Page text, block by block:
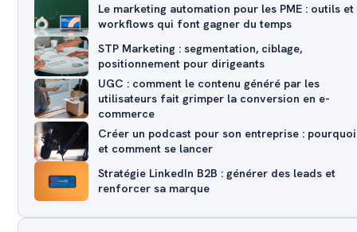
Le marketing automation pour les PME : outils et
workflows qui font gagner du temps
STP Marketing : segmentation, ciblage,
positionnement pour dirigeants
UGC : comment le contenu généré par les
utilisateurs fait grimper la conversion en e-
commerce
Créer un podcast pour son entreprise : pourquoi
et comment se lancer
Stratégie LinkedIn B2B : générer des leads et
renforcer sa marque